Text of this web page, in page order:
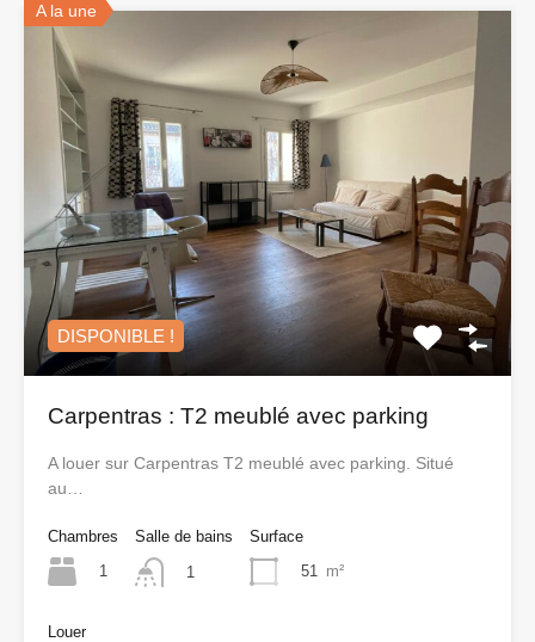
A la une
DISPONIBLE !
Carpentras : T2 meublé avec parking
A louer sur Carpentras T2 meublé avec parking. Situé
au…
Chambres
1
Salle de bains
1
Surface
51 m²
Louer